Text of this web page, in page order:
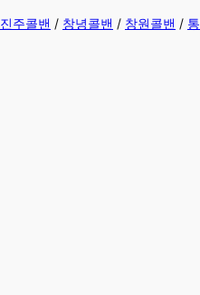
진주콜밴 / 창녕콜밴 / 창원콜밴 /